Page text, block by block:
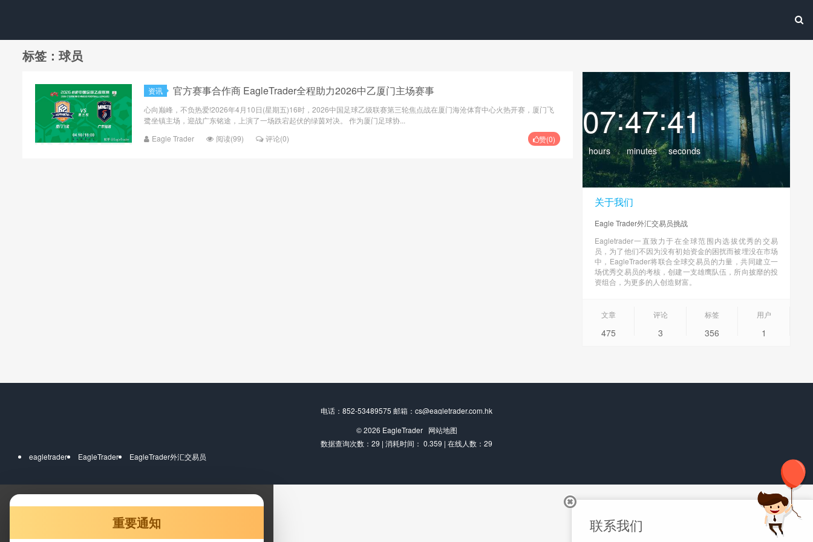
标签：球员
资讯 官方赛事合作商 EagleTrader全程助力2026中乙厦门主场赛事
心向巅峰，不负热爱!2026年4月10日(星期五)16时，2026中国足球乙级联赛第三轮焦点战在厦门海沧体育中心火热开赛，厦门飞
鹭坐镇主场，迎战广东铭途，上演了一场跌宕起伏的绿茵对决。 作为厦门足球协...
Eagle Trader
阅读(99) 评论(0) 赞(0) 07
hours
:47
minutes
:41
seconds
关于我们
Eagle Trader外汇交易员挑战
Eagletrader一直致力于在全球范围内选拔优秀的交易
员，为了他们不因为没有初始资金的困扰而被埋没在市场
中，EagleTrader将联合全球交易员的力量，共同建立一
场优秀交易员的考核，创建一支雄鹰队伍，所向披靡的投
资组合，为更多的人创造财富。
文章
475
评论
3
标签
356
用户
1
电话：852-53489575 邮箱：cs@eagletrader.com.hk
© 2026 EagleTrader
网站地图
数据查询次数：29 | 消耗时间： 0.359 | 在线人数：29
eagletrader
EagleTrader EagleTrader外汇交易员
联系我们
重要通知